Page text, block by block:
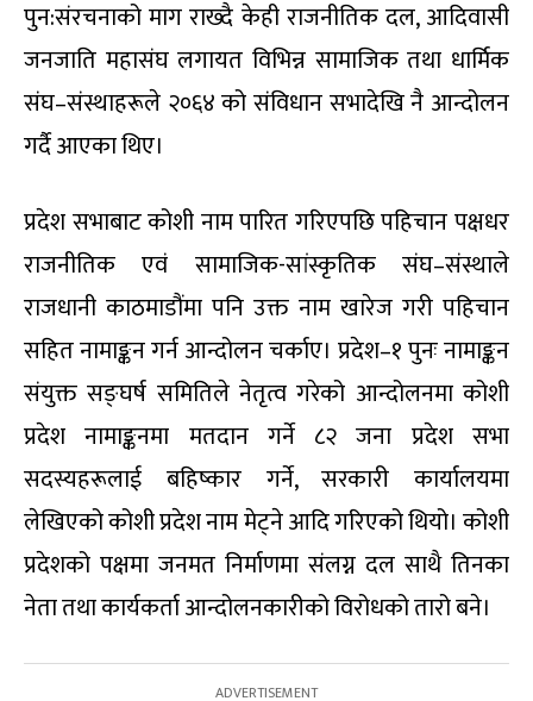
पुन:संरचनाको माग राख्दै केही राजनीतिक दल, आदिवासी
जनजाति महासंघ लगायत विभिन्न सामाजिक तथा धार्मिक
संघ–संस्थाहरूले २०६४ को संविधान सभादेखि नै आन्दोलन
गर्दै आएका थिए।
प्रदेश सभाबाट कोशी नाम पारित गरिएपछि पहिचान पक्षधर
राजनीतिक एवं सामाजिक-सांस्कृतिक संघ–संस्थाले
राजधानी काठमाडौंमा पनि उक्त नाम खारेज गरी पहिचान
सहित नामाङ्कन गर्न आन्दोलन चर्काए। प्रदेश–१ पुनः नामाङ्कन
संयुक्त सङ्घर्ष समितिले नेतृत्व गरेको आन्दोलनमा कोशी
प्रदेश नामाङ्कनमा मतदान गर्ने ८२ जना प्रदेश सभा
सदस्यहरूलाई बहिष्कार गर्ने, सरकारी कार्यालयमा
लेखिएको कोशी प्रदेश नाम मेट्ने आदि गरिएको थियो। कोशी
प्रदेशको पक्षमा जनमत निर्माणमा संलग्न दल साथै तिनका
नेता तथा कार्यकर्ता आन्दोलनकारीको विरोधको तारो बने।